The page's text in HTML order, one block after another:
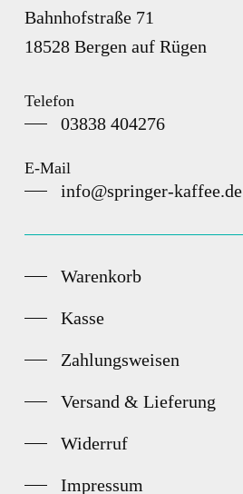
Bahnhofstraße 71
18528 Bergen auf Rügen
Telefon
03838 404276
E-Mail
info@springer-kaffee.de
Warenkorb
Kasse
Zahlungsweisen
Versand & Lieferung
Widerruf
Impressum